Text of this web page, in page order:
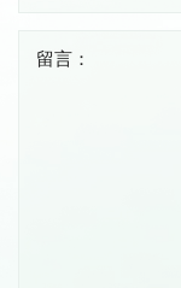
留言：